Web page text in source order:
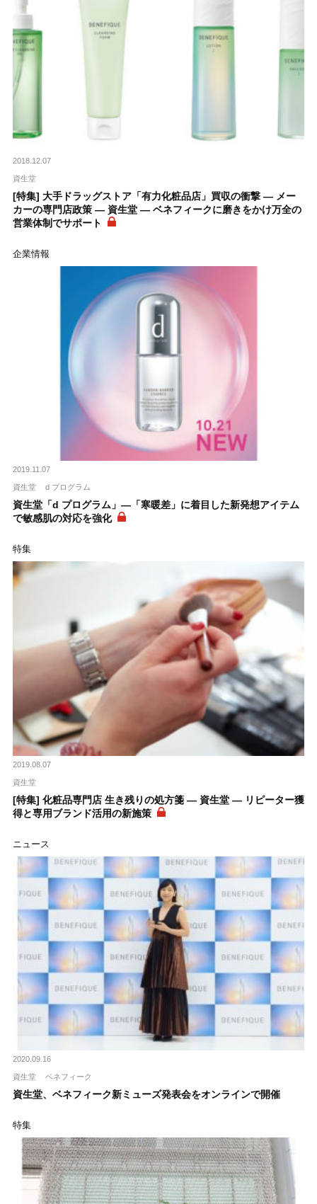
2018.12.07
資生堂
[特集] 大手ドラッグストア「有力化粧品店」買収の衝撃 ― メー
カーの専門店政策 ― 資生堂 ― ベネフィークに磨きをかけ万全の
営業体制でサポート
企業情報
2019.11.07
資生堂 d プログラム
資生堂「d プログラム」―「寒暖差」に着目した新発想アイテム
で敏感肌の対応を強化
特集
2019.08.07
資生堂
[特集] 化粧品専門店 生き残りの処方箋 ― 資生堂 ― リピーター獲
得と専用ブランド活用の新施策
ニュース
2020.09.16
資生堂 ベネフィーク
資生堂、ベネフィーク新ミューズ発表会をオンラインで開催
特集